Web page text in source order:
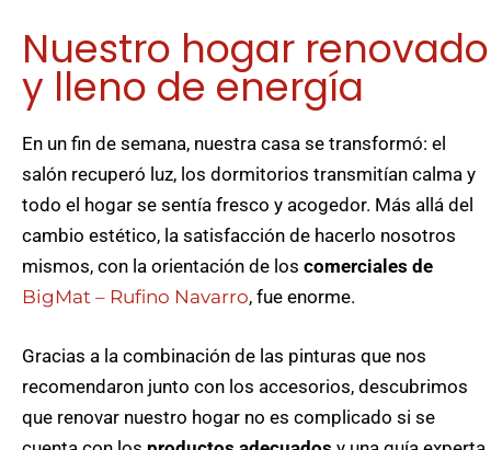
Nuestro hogar renovado
y lleno de energía
En un fin de semana, nuestra casa se transformó: el
salón recuperó luz, los dormitorios transmitían calma y
todo el hogar se sentía fresco y acogedor. Más allá del
cambio estético, la satisfacción de hacerlo nosotros
mismos, con la orientación de los comerciales de
BigMat – Rufino Navarro, fue enorme.
Gracias a la combinación de las pinturas que nos
recomendaron junto con los accesorios, descubrimos
que renovar nuestro hogar no es complicado si se